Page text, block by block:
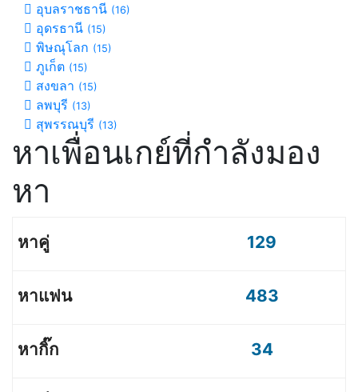
อุบลราชธานี (16)
อุดรธานี (15)
พิษณุโลก (15)
ภูเก็ต (15)
สงขลา (15)
ลพบุรี (13)
สุพรรณบุรี (13)
หาเพื่อนเกย์ที่กำลังมอง
หา
129
483
34